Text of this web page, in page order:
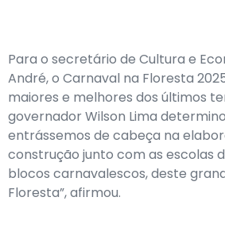
Para o secretário de Cultura e
André, o Carnaval na Floresta
maiores e melhores dos últimos
governador Wilson Lima
entrássemos de cabeça na
construção junto com as escolas
blocos carnavalescos, deste
Floresta”, afirmou.